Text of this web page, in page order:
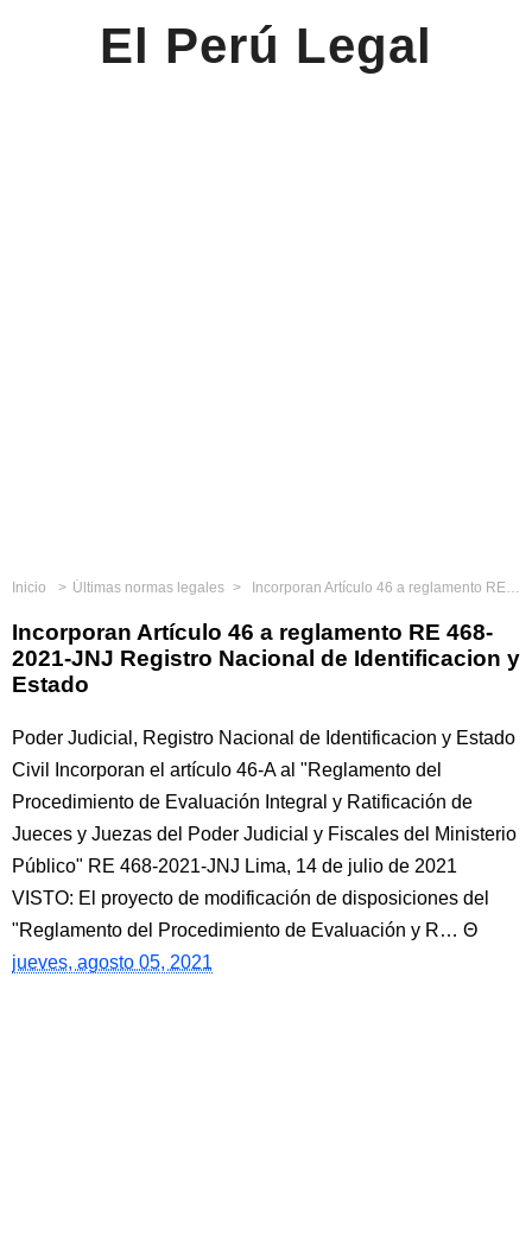
El Perú Legal
Inicio Últimas normas legales Incorporan Artículo 46 a reglamento RE 468-2021-JNJ Registro Nacional de Identificacion y Estado
Incorporan Artículo 46 a reglamento RE 468-
2021-JNJ Registro Nacional de Identificacion y
Estado
Poder Judicial, Registro Nacional de Identificacion y Estado
Civil Incorporan el artículo 46-A al "Reglamento del
Procedimiento de Evaluación Integral y Ratificación de
Jueces y Juezas del Poder Judicial y Fiscales del Ministerio
Público" RE 468-2021-JNJ Lima, 14 de julio de 2021
VISTO: El proyecto de modificación de disposiciones del
"Reglamento del Procedimiento de Evaluación y R…
jueves, agosto 05, 2021